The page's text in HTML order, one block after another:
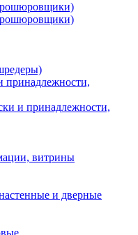
принадлежности,
и принадлежности,
витрины
и дверные